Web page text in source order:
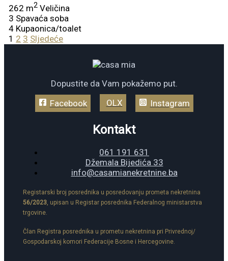
262 m2 Veličina
3 Spavaća soba
4 Kupaonica/toalet
1 2 3 Sljedeće
Dopustite da Vam pokažemo put.
Facebook
OLX Instagram
Kontakt
061 191 631
Džemala Bijedića 33
info@casamianekretnine.ba
Registarski broj posrednika u posredovanju prometa nekretnina
56/2023, upisan u Registar posrednika Federalnog ministarstva
trgovine.
Član Registra posrednika u prometu nekretnina pri Privrednoj/
Gospodarskoj komori Federacije Bosne i Hercegovine.